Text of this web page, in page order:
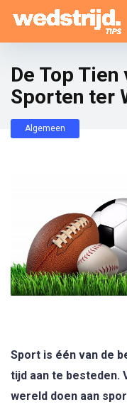
De Top
Sporten ter
Algemeen
Sport is één van de
tijd aan te besteden.
wereld doen aan